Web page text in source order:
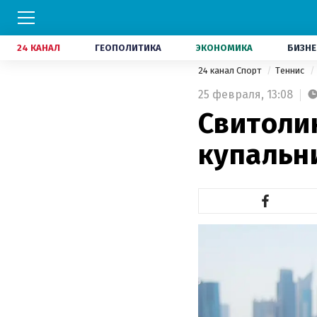
24 КАНАЛ ГЕОПОЛИТИКА ЭКОНОМИКА
24 канал Спорт Теннис
25 февраля, 13:08